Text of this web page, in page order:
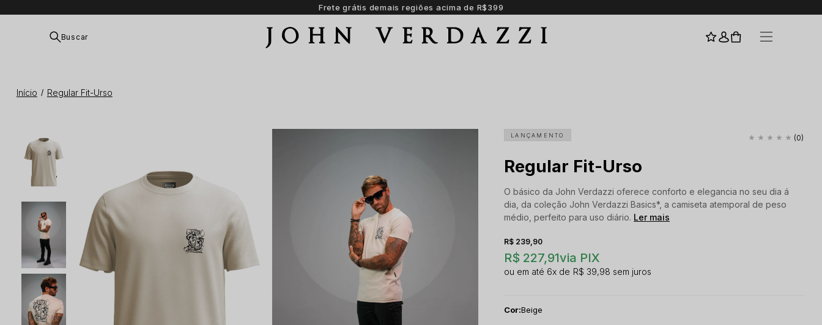
Parcele em até 6 vezes sem juros
Buscar JOHN VERDAZZI
Início Regular Fit-Urso
LANÇAMENTO
Regular Fit-Urso
O básico da John Verdazzi oferece conforto e elegancia no seu dia á
dia, da coleção John Verdazzi Basics*, a camiseta atemporal de peso
médio, perfeito para uso diário. Ler mais
(0)
R$ 227,91via PIX
R$ 239,90
6x R$ 39,98 sem juros
Cor:Beige